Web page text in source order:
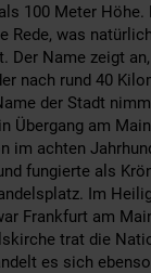
100 Meter
Rede, was
Der Name zeigt
nach rund 40
der Stadt
Übergang am
im achten
fungierte als
Im
Frankfurt am
trat die
es sich